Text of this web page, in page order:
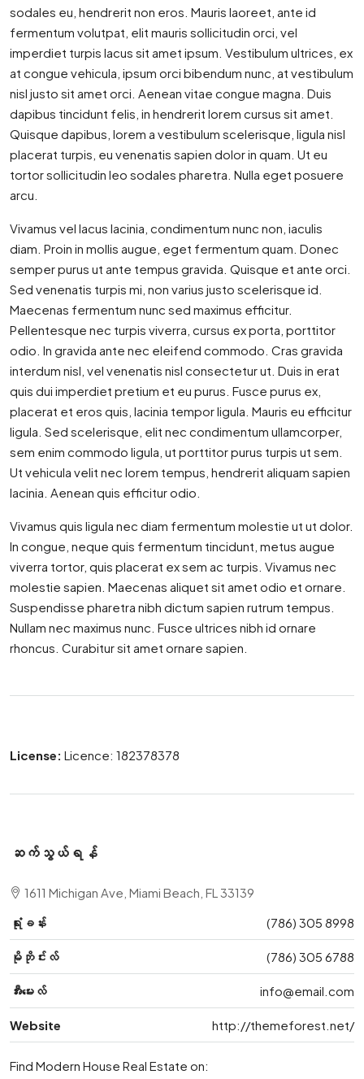
sodales eu, hendrerit non eros. Mauris laoreet, ante id
fermentum volutpat, elit mauris sollicitudin orci, vel
imperdiet turpis lacus sit amet ipsum. Vestibulum ultrices, ex
at congue vehicula, ipsum orci bibendum nunc, at vestibulum
nisl justo sit amet orci. Aenean vitae congue magna. Duis
dapibus tincidunt felis, in hendrerit lorem cursus sit amet.
Quisque dapibus, lorem a vestibulum scelerisque, ligula nisl
placerat turpis, eu venenatis sapien dolor in quam. Ut eu
tortor sollicitudin leo sodales pharetra. Nulla eget posuere
arcu.
Vivamus vel lacus lacinia, condimentum nunc non, iaculis
diam. Proin in mollis augue, eget fermentum quam. Donec
semper purus ut ante tempus gravida. Quisque et ante orci.
Sed venenatis turpis mi, non varius justo scelerisque id.
Maecenas fermentum nunc sed maximus efficitur.
Pellentesque nec turpis viverra, cursus ex porta, porttitor
odio. In gravida ante nec eleifend commodo. Cras gravida
interdum nisl, vel venenatis nisl consectetur ut. Duis in erat
quis dui imperdiet pretium et eu purus. Fusce purus ex,
placerat et eros quis, lacinia tempor ligula. Mauris eu efficitur
ligula. Sed scelerisque, elit nec condimentum ullamcorper,
sem enim commodo ligula, ut porttitor purus turpis ut sem.
Ut vehicula velit nec lorem tempus, hendrerit aliquam sapien
lacinia. Aenean quis efficitur odio.
Vivamus quis ligula nec diam fermentum molestie ut ut dolor.
In congue, neque quis fermentum tincidunt, metus augue
viverra tortor, quis placerat ex sem ac turpis. Vivamus nec
molestie sapien. Maecenas aliquet sit amet odio et ornare.
Suspendisse pharetra nibh dictum sapien rutrum tempus.
Nullam nec maximus nunc. Fusce ultrices nibh id ornare
rhoncus. Curabitur sit amet ornare sapien.
License: Licence: 182378378
ဆက်သွယ်ရန်
1611 Michigan Ave, Miami Beach, FL 33139
ရုံးခန်း
(786) 305 8998
မိုဘိုင်းလ် (786) 305 6788
အီးမေးလ် info@email.com
Website http://themeforest.net/
Find Modern House Real Estate on: